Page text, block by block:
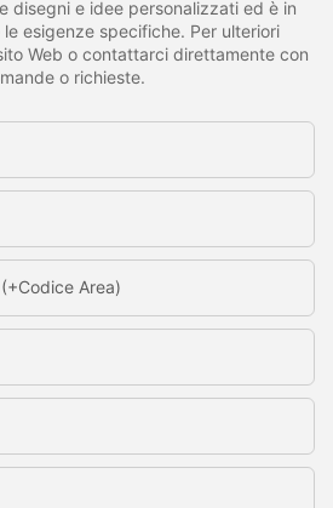
disegni e idee personalizzati ed è in
esigenze specifiche. Per ulteriori
Web o contattarci direttamente con
o richieste.
Area)